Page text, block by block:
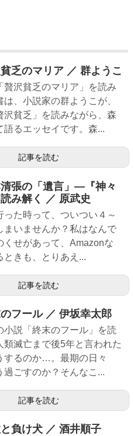
貧乏のマリア ／ 群ようこ
贅沢貧乏のマリア」を読み
は、小説家の群ようこが、
沢貧乏」を読みながら、森
語るエッセイです。森...
記事を読む
清張の「遺言」―『神々
み解く ／ 原武史
った時って、ついつい４～
まいませんか？私はなんで
くせがあって、Amazonな
ときも、とりあえ...
記事を読む
のフール ／ 伊坂幸太郎
小説「終末のフール」を読
類滅亡まで後5年と言われた
するのか…。最期の日々
過ごすのか？そんなこ...
記事を読む
と負け犬 ／ 酒井順子